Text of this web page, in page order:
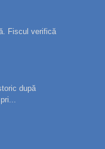
Fiscul verifică
după